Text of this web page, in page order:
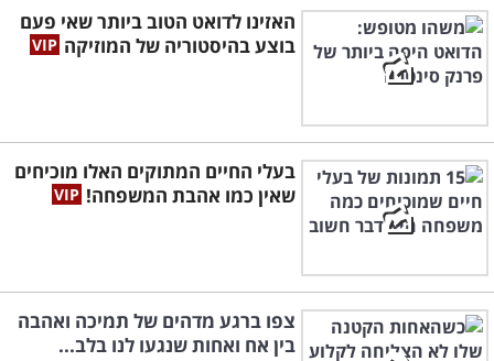
האזינו לדואט הטוב ביותר שאי פעם
בוצע בהיסטוריה של המוזיקה
בעלי החיים המתוקים האלו מוכיחים
שאין כמו אהבת המשפחה!
צפו ברגע מדהים של תמיכה ואהבה
בין אח ואחות שנגעו לנו בלב...